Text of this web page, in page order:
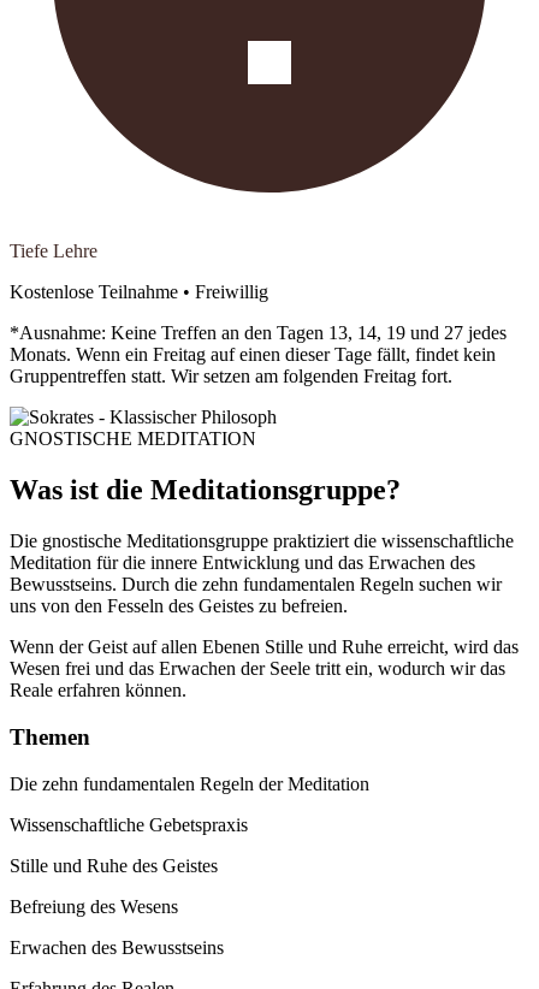
Tiefe Lehre
Kostenlose Teilnahme • Freiwillig
*Ausnahme: Keine Treffen an den Tagen 13, 14, 19 und 27 jedes
Monats. Wenn ein Freitag auf einen dieser Tage fällt, findet kein
Gruppentreffen statt. Wir setzen am folgenden Freitag fort.
GNOSTISCHE MEDITATION
Was ist die Meditationsgruppe?
Die gnostische Meditationsgruppe praktiziert die wissenschaftliche
Meditation für die innere Entwicklung und das Erwachen des
Bewusstseins. Durch die zehn fundamentalen Regeln suchen wir
uns von den Fesseln des Geistes zu befreien.
Wenn der Geist auf allen Ebenen Stille und Ruhe erreicht, wird das
Wesen frei und das Erwachen der Seele tritt ein, wodurch wir das
Reale erfahren können.
Themen
Die zehn fundamentalen Regeln der Meditation
Wissenschaftliche Gebetspraxis
Stille und Ruhe des Geistes
Befreiung des Wesens
Erwachen des Bewusstseins